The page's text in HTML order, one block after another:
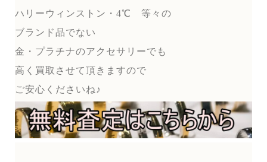
ハリーウィンストン・4℃ 等々の
ブランド品でない
金・プラチナのアクセサリーでも
高く買取させて頂きますので
ご安心くださいね♪